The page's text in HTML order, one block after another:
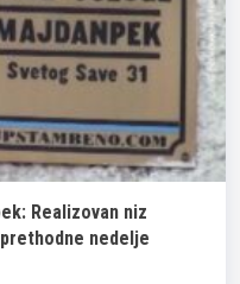
Realizovan niz
nedelje